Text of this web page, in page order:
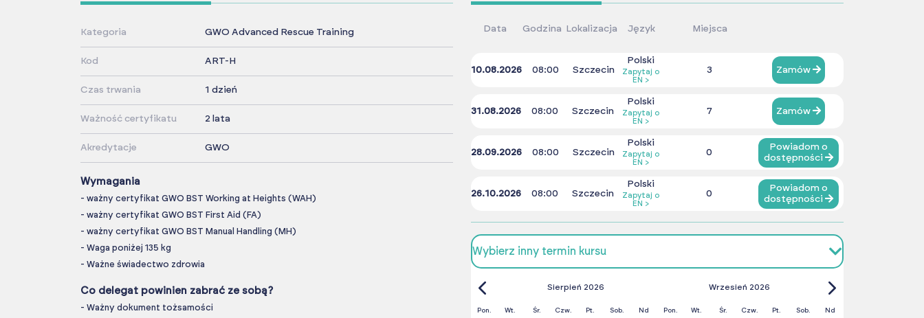
Kategoria GWO Advanced Rescue Training
Kod ART-H
Czas trwania 1 dzień
Ważność certyfikatu 2 lata
Akredytacje GWO
Wymagania
- ważny certyfikat GWO BST Working at Heights (WAH)
- ważny certyfikat GWO BST First Aid (FA)
- ważny certyfikat GWO BST Manual Handling (MH)
- Waga poniżej 135 kg
- Ważne świadectwo zdrowia
Co delegat powinien zabrać ze sobą?
- Ważny dokument tożsamości
Data Godzina Lokalizacja Język Miejsca
10.08.2026 08:00 Szczecin
Polski
Zapytaj o
EN >
3 Zamów
31.08.2026 08:00 Szczecin
Polski
Zapytaj o
EN >
7 Zamów
28.09.2026 08:00 Szczecin
Polski
Zapytaj o
EN >
0
Powiadom o
dostępności
26.10.2026 08:00 Szczecin
Polski
Zapytaj o
EN >
0
Powiadom o
dostępności
Wybierz inny termin kursu
Sierpień 2026
Pon. Wt. Śr. Czw. Pt. Sob. Nd
Wrzesień 2026
Pon. Wt. Śr. Czw. Pt. Sob. Nd